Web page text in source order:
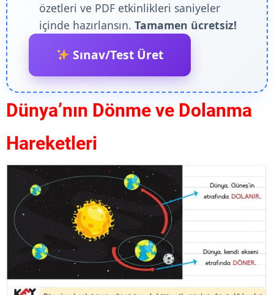
özetleri ve PDF etkinlikleri saniyeler
içinde hazırlansın.Tamamen ücretsiz!
Sınav/Test Üret
Dünya’nın Dönme ve Dolanma
Hareketleri